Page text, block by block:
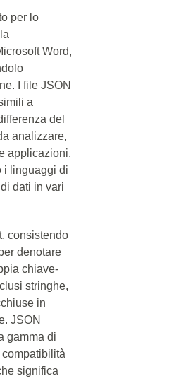
per lo
Word,
I file JSON
a
del
analizzare,
applicazioni.
i linguaggi di
dati in vari
consistendo
denotare
chiave-
stringhe,
in
JSON
gamma di
significa